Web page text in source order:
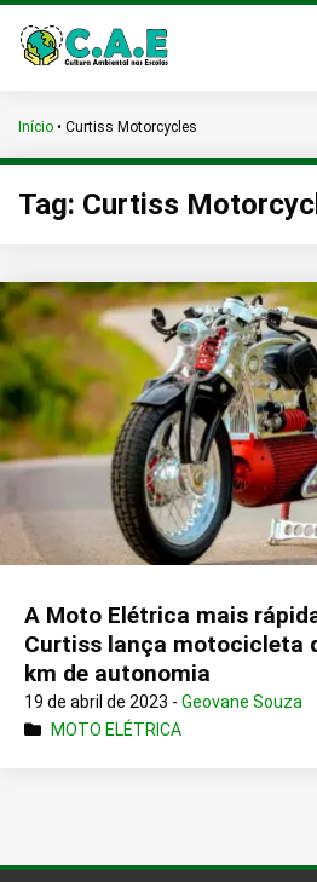
Início • Curtiss Motorcycles
Tag: Curtiss
A Moto Elétrica mais
Curtiss lança motocicleta
km de autonomia
19 de abril de 2023 - Geovane Souza
MOTO ELÉTRICA